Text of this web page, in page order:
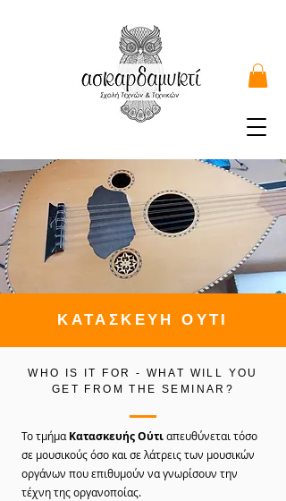
ΚΑΤΑΣΚΕΥΗ ΟΥΤΙ
WHO IS IT FOR - WHAT WILL YOU
GET FROM THE SEMINAR?
Το τμήμαΚατασκευής Ούτιαπευθύνεται τόσο
σε μουσικούς όσο και σε λάτρεις των μουσικών
οργάνων που επιθυμούν να γνωρίσουν την
τέχνη της οργανοποίας.